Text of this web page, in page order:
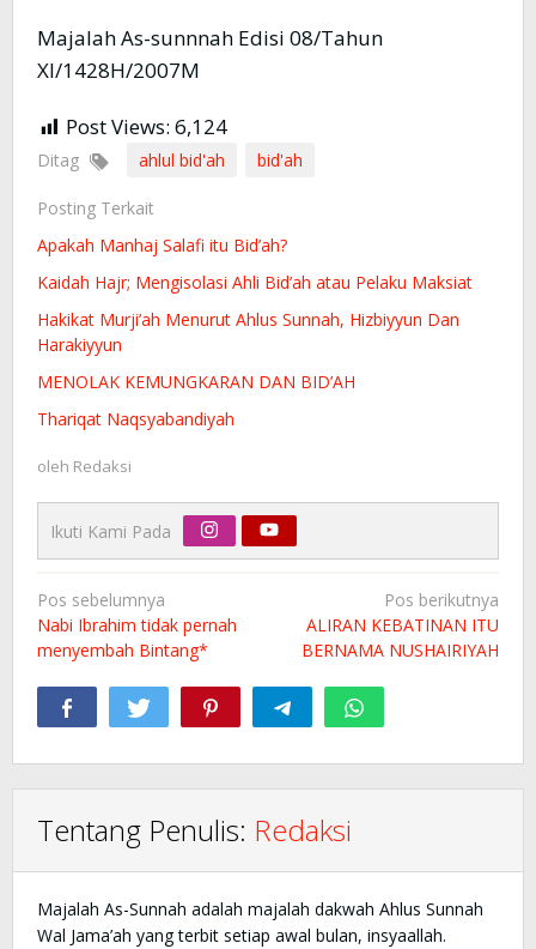
Majalah As-sunnnah Edisi 08/Tahun
XI/1428H/2007M
Post Views: 6,124
Ditag ahlul bid'ah bid'ah
Posting Terkait
Apakah Manhaj Salafi itu Bid’ah?
Kaidah Hajr; Mengisolasi Ahli Bid’ah atau Pelaku Maksiat
Hakikat Murji’ah Menurut Ahlus Sunnah, Hizbiyyun Dan
Harakiyyun
MENOLAK KEMUNGKARAN DAN BID’AH
Thariqat Naqsyabandiyah
oleh Redaksi
Ikuti Kami Pada
Navigasi
pos
Pos sebelumnya
Nabi Ibrahim tidak pernah
menyembah Bintang*
Pos berikutnya
ALIRAN KEBATINAN ITU
BERNAMA NUSHAIRIYAH
Tentang Penulis: Redaksi
Majalah As-Sunnah adalah majalah dakwah Ahlus Sunnah
Wal Jama’ah yang terbit setiap awal bulan, insyaallah.